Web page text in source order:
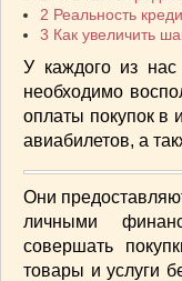
Швейцарская
ПЕРВЫЕ БЛЮДА
ПОСТНЫЕ
САЛАТИКИ(132)
Мясные(33)
(6)
ПЕЧЕМ ВМЕСТЕ
Блинчики(13)
2 Реальность
3 Как увеличить
У каждого из нас
необходимо
оплаты покупок в
авиабилетов, а
Они
личными
совершать
товары и услуги